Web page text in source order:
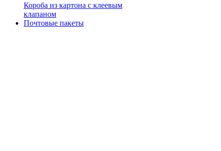
Короба из картона с клеевым
клапаном
Почтовые пакеты